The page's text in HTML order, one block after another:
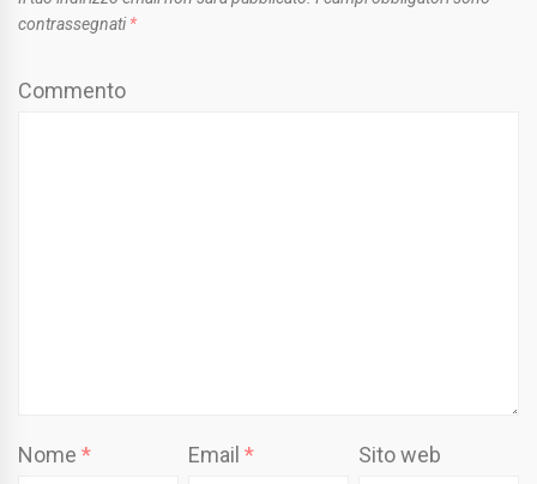
contrassegnati *
Commento
Nome * Email* Sito web